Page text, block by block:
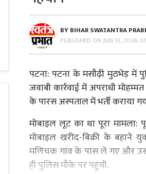
BYBIHAR SWATANTRA
PUBLISHED ONJUN 13, 2026
पटना: पटना के मसौढ़ी मुठभेड़ में
जवाबी कार्रवाई में अपराधी
के पारस अस्पताल में भर्ती कराया
मोबाइल लूट का था पूरा मामला:
मोबाइल खरीद-बिक्री के
मणिचक गांव के पास ले गए और
ही पुलिस मौके पर पहुंची.